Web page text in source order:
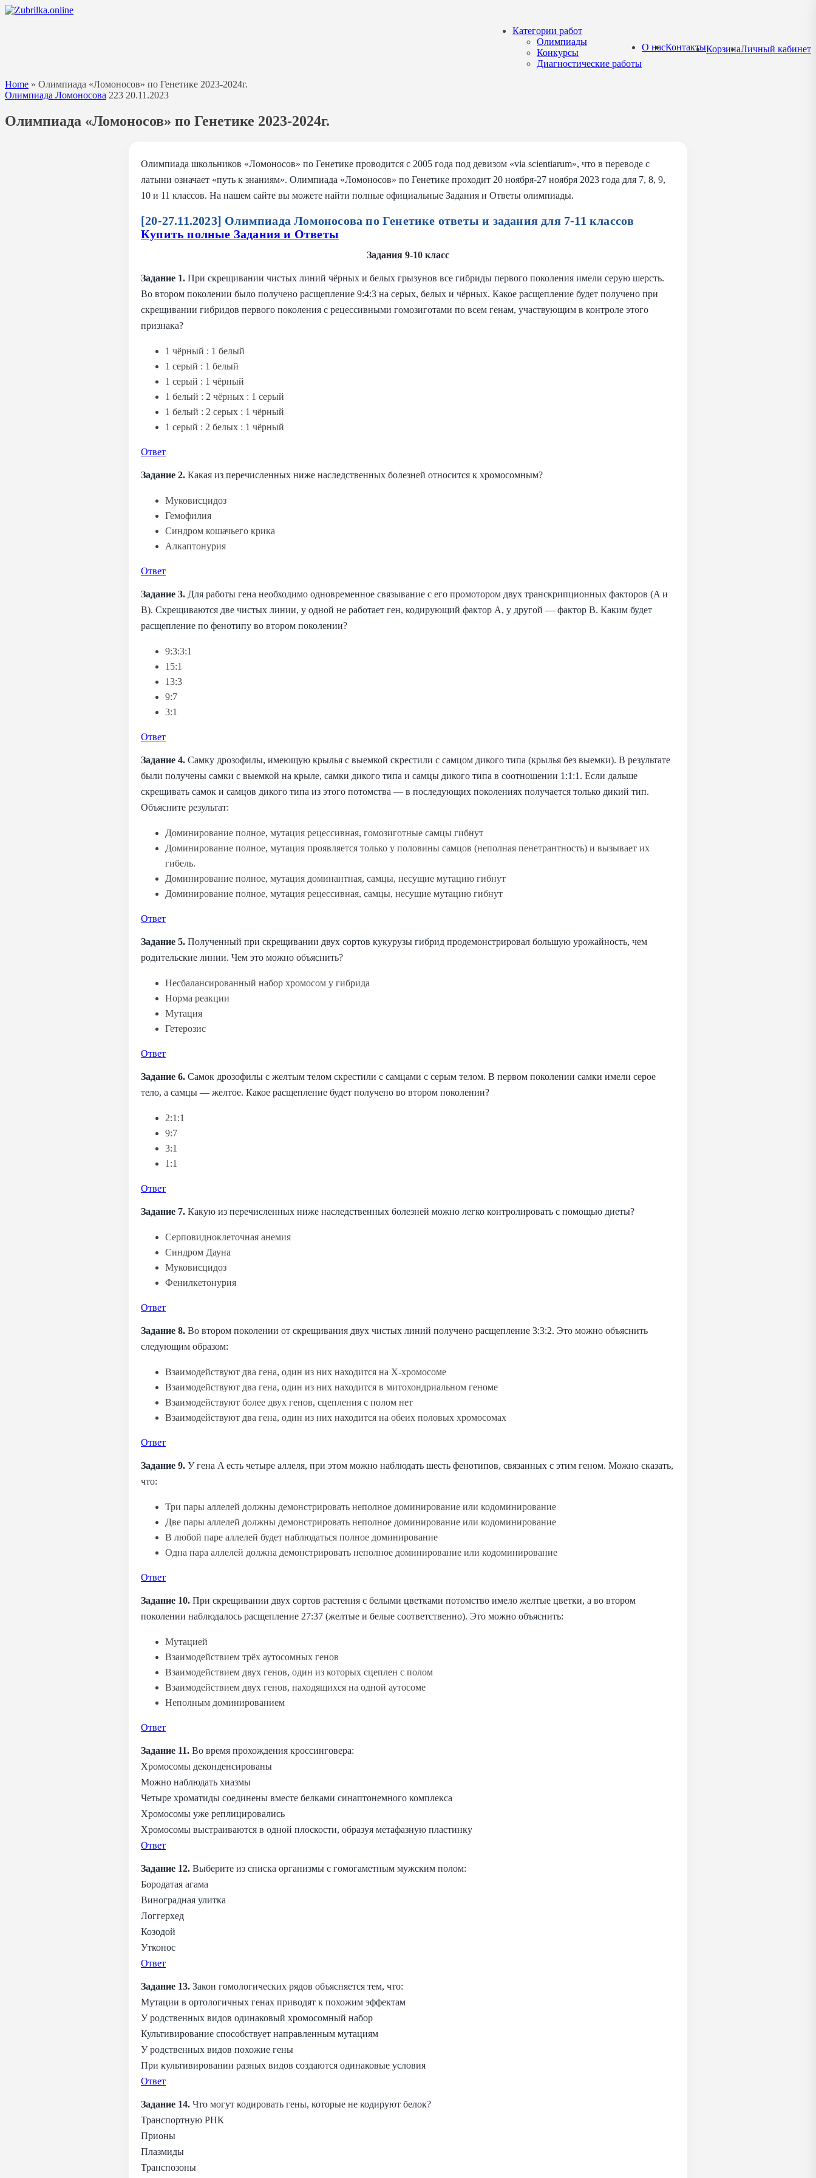
Перейти
Категории работ
Олимпиады
Конкурсы
Диагностические работы
О насКонтактыКорзинаЛичный кабинет
Home » Олимпиада «Ломоносов» по Генетике 2023-2024г.
Олимпиада Ломоносова 223 20.11.2023
Олимпиада «Ломоносов» по Генетике 2023-2024г.
Олимпиада школьников «Ломоносов» по Генетике проводится с 2005 года под девизом «via scientiarum», что в переводе с
латыни означает «путь к знаниям». Олимпиада «Ломоносов» по Генетике проходит 20 ноября-27 ноября 2023 года для 7, 8, 9,
10 и 11 классов. На нашем сайте вы можете найти полные официальные Задания и Ответы олимпиады.
[20-27.11.2023] Олимпиада Ломоносова по Генетике ответы и задания для 7-11 классов
Купить полные Задания и Ответы
Задания 9-10 класс
Задание 1. При скрещивании чистых линий чёрных и белых грызунов все гибриды первого поколения имели серую шерсть.
Во втором поколении было получено расщепление 9:4:3 на серых, белых и чёрных. Какое расщепление будет получено при
скрещивании гибридов первого поколения с рецессивными гомозиготами по всем генам, участвующим в контроле этого
признака?
1 чёрный : 1 белый
1 серый : 1 белый
1 серый : 1 чёрный
1 белый : 2 чёрных : 1 серый
1 белый : 2 серых : 1 чёрный
1 серый : 2 белых : 1 чёрный
Ответ
Задание 2. Какая из перечисленных ниже наследственных болезней относится к хромосомным?
Муковисцидоз
Гемофилия
Синдром кошачьего крика
Алкаптонурия
Ответ
Задание 3. Для работы гена необходимо одновременное связывание с его промотором двух транскрипционных факторов (A и
B). Скрещиваются две чистых линии, у одной не работает ген, кодирующий фактор A, у другой — фактор B. Каким будет
расщепление по фенотипу во втором поколении?
9:3:3:1
15:1
13:3
9:7
3:1
Ответ
Задание 4. Самку дрозофилы, имеющую крылья с выемкой скрестили с самцом дикого типа (крылья без выемки). В результате
были получены самки с выемкой на крыле, самки дикого типа и самцы дикого типа в соотношении 1:1:1. Если дальше
скрещивать самок и самцов дикого типа из этого потомства — в последующих поколениях получается только дикий тип.
Объясните результат:
Доминирование полное, мутация рецессивная, гомозиготные самцы гибнут
Доминирование полное, мутация проявляется только у половины самцов (неполная пенетрантность) и вызывает их
гибель.
Доминирование полное, мутация доминантная, самцы, несущие мутацию гибнут
Доминирование полное, мутация рецессивная, самцы, несущие мутацию гибнут
Ответ
Задание 5. Полученный при скрещивании двух сортов кукурузы гибрид продемонстрировал большую урожайность, чем
родительские линии. Чем это можно объяснить?
Несбалансированный набор хромосом у гибрида
Норма реакции
Мутация
Гетерозис
Ответ
Задание 6. Самок дрозофилы с желтым телом скрестили с самцами с серым телом. В первом поколении самки имели серое
тело, а самцы — желтое. Какое расщепление будет получено во втором поколении?
2:1:1
9:7
3:1
1:1
Ответ
Задание 7. Какую из перечисленных ниже наследственных болезней можно легко контролировать с помощью диеты?
Серповидноклеточная анемия
Синдром Дауна
Муковисцидоз
Фенилкетонурия
Ответ
Задание 8. Во втором поколении от скрещивания двух чистых линий получено расщепление 3:3:2. Это можно объяснить
следующим образом:
Взаимодействуют два гена, один из них находится на Х-хромосоме
Взаимодействуют два гена, один из них находится в митохондриальном геноме
Взаимодействуют более двух генов, сцепления с полом нет
Взаимодействуют два гена, один из них находится на обеих половых хромосомах
Ответ
Задание 9. У гена A есть четыре аллеля, при этом можно наблюдать шесть фенотипов, связанных с этим геном. Можно сказать,
что:
Три пары аллелей должны демонстрировать неполное доминирование или кодоминирование
Две пары аллелей должны демонстрировать неполное доминирование или кодоминирование
В любой паре аллелей будет наблюдаться полное доминирование
Одна пара аллелей должна демонстрировать неполное доминирование или кодоминирование
Ответ
Задание 10. При скрещивании двух сортов растения с белыми цветками потомство имело желтые цветки, а во втором
поколении наблюдалось расщепление 27:37 (желтые и белые соответственно). Это можно объяснить:
Мутацией
Взаимодействием трёх аутосомных генов
Взаимодействием двух генов, один из которых сцеплен с полом
Взаимодействием двух генов, находящихся на одной аутосоме
Неполным доминированием
Ответ
Задание 11. Во время прохождения кроссинговера:
Хромосомы деконденсированы
Можно наблюдать хиазмы
Четыре хроматиды соединены вместе белками синаптонемного комплекса
Хромосомы уже реплицировались
Хромосомы выстраиваются в одной плоскости, образуя метафазную пластинку
Ответ
Задание 12. Выберите из списка организмы с гомогаметным мужским полом:
Бородатая агама
Виноградная улитка
Логгерхед
Козодой
Утконос
Ответ
Задание 13. Закон гомологических рядов объясняется тем, что:
Мутации в ортологичных генах приводят к похожим эффектам
У родственных видов одинаковый хромосомный набор
Культивирование способствует направленным мутациям
У родственных видов похожие гены
При культивировании разных видов создаются одинаковые условия
Ответ
Задание 14. Что могут кодировать гены, которые не кодируют белок?
Транспортную РНК
Прионы
Плазмиды
Транспозоны